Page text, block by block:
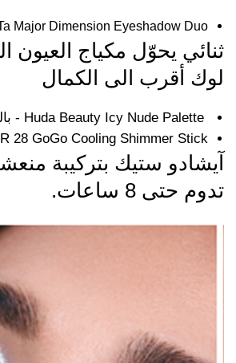
Major Dimension Eyeshadow Duo
ثنائي يحوّل مكياج العيون
لوك أقرب الى الكمال
28 GoGo Cooling Shimmer Stick
آيشادو ستيك بتركيبة
تدوم حتى 8 ساعات.